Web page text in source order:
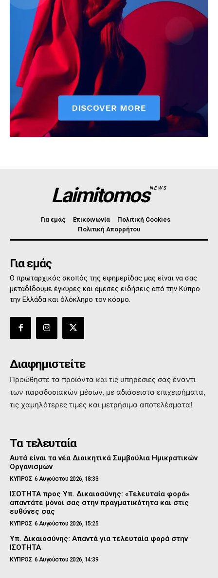
LaimitomosNEWS
Για εμάς Επικοινωνία
Πολιτική Cookies
Πολιτική Απορρήτου
Για εμάς
Ο πρωταρχικός σκοπός της εφημερίδας μας είναι να σας
μεταδίδουμε έγκυρες και άμεσες ειδήσεις από την Κύπρο
την Ελλάδα και όλόκληρο τον κόσμο.
Διαφημιστείτε
Προώθηστε τα προϊόντα και τις υπηρεσιες σας έναντι
των παραδοσιακών μέσων, με αδιάσειστα επιχειρήματα,
τις χαμηλότερες τιμές και μετρήσιμα αποτελέσματα!
Τα τελευταία
Αυτά είναι τα νέα Διοικητικά Συμβούλια Ημικρατικών
Οργανισμών
ΚΥΠΡΟΣ 6 Αυγούστου 2026, 18:33
ΙΣΟΤΗΤΑ προς Υπ. Δικαιοσύνης: «Τελευταία φορά»
απαντάτε μόνοι σας στην πραγματικότητα και στις
ευθύνες σας
ΚΥΠΡΟΣ 6 Αυγούστου 2026, 15:25
Υπ. Δικαιοσύνης: Απαντά για τελευταία φορά στην
ΙΣΟΤΗΤΑ
ΚΥΠΡΟΣ 6 Αυγούστου 2026, 14:39